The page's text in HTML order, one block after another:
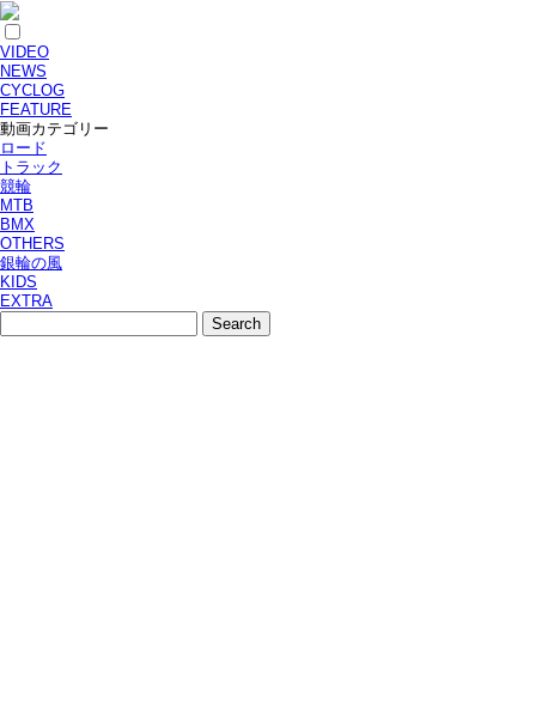
VIDEO
NEWS
CYCLOG
FEATURE
動画カテゴリー
ロード
トラック
競輪
MTB
BMX
OTHERS
銀輪の風
KIDS
EXTRA